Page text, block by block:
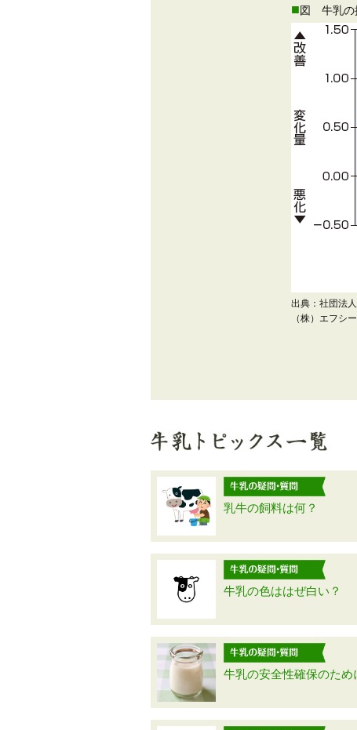
■図 牛乳の
出典：社団法
（株）エフシ
乳牛の飼料は何？
牛乳の色ははぜ白い？
牛乳の安全性確保のため